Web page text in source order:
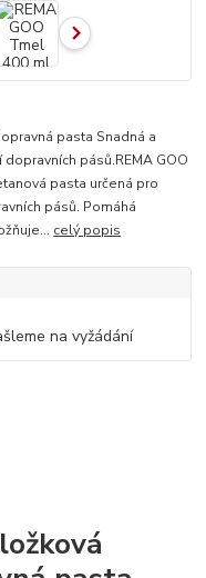
pasta Snadná a
pásů.REMA GOO
pasta určená pro
pásů. Pomáhá
celý popis
na vyžádání